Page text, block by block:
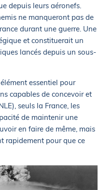
depuis leurs aéronefs.
ne manqueront pas de
durant une guerre. Une
et constituerait un
lancés depuis un sous-
essentiel pour
capables de concevoir et
seuls la France, les
de maintenir une
en faire de même, mais
rapidement pour que ce